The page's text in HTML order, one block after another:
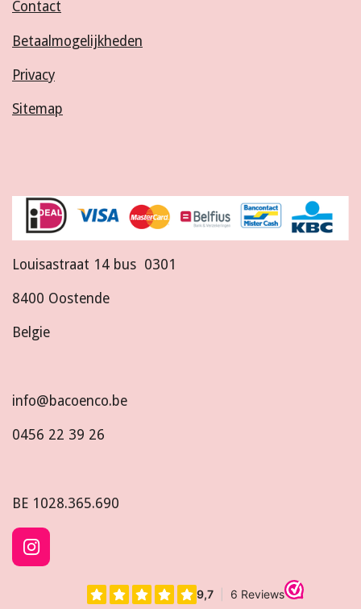
Contact
Betaalmogelijkheden
Privacy
Sitemap
Louisastraat 14 bus 0301
8400 Oostende
Belgie
info@bacoenco.be
0456 22 39 26
BE 1028.365.690
I
n